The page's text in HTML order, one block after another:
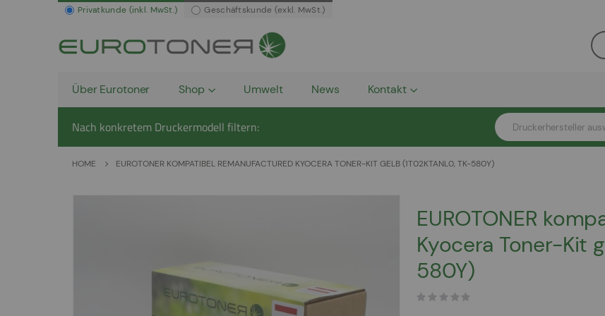
Privatkunde (inkl. MwSt.) Geschäftskunde (exkl. MwSt.)
Über Eurotoner Shop Umwelt News Kontakt
Nach konkretem Druckermodell filtern: Druckerhersteller
HOME EUROTONER KOMPATIBEL REMANUFACTURED KYOCERA TONER-KIT GELB (1T02KTANL0, TK-580Y)
EUROTONER
Kyocera Toner-Kit
580Y)